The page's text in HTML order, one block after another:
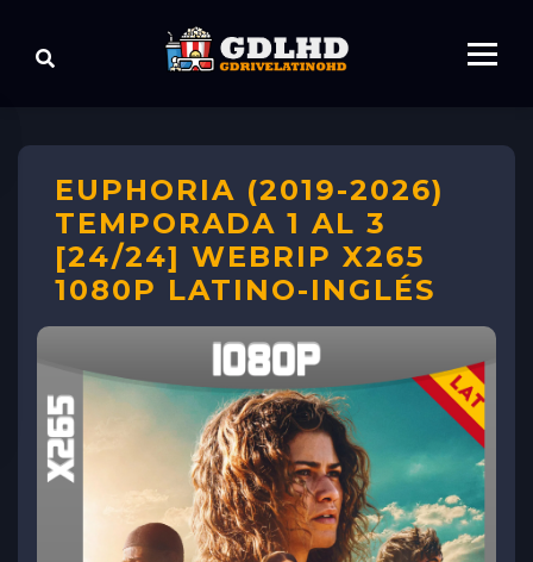
EUPHORIA (2019-2026)
TEMPORADA 1 AL 3
[24/24] WEBRIP X265
1080P LATINO-INGLÉS